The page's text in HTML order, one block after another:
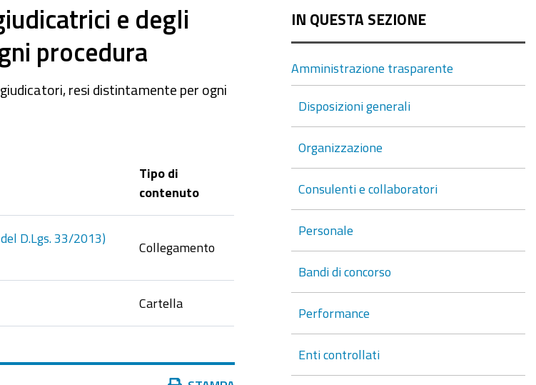
e degli
procedura
resi distintamente per ogni
Tipo di
contenuto
D.Lgs. 33/2013)
Collegamento
Cartella
IN QUESTA SEZIONE
Amministrazione trasparente
Disposizioni generali
Organizzazione
Consulenti e collaboratori
Personale
Bandi di concorso
Performance
Enti controllati